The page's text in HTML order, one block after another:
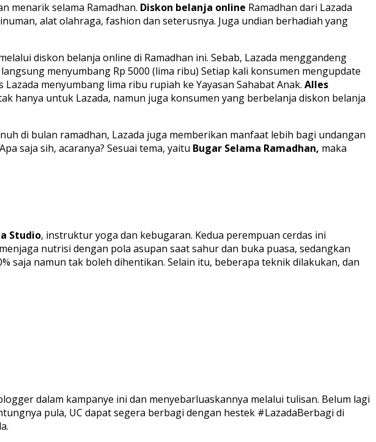
menarik selama Ramadhan. Diskon belanja online Ramadhan dari Lazada
alat olahraga, fashion dan seterusnya. Juga undian berhadiah yang
diskon belanja online di Ramadhan ini. Sebab, Lazada menggandeng
menyumbang Rp 5000 (lima ribu) Setiap kali konsumen mengupdate
menyumbang lima ribu rupiah ke Yayasan Sahabat Anak. Alles
hanya untuk Lazada, namun juga konsumen yang berbelanja diskon belanja
di bulan ramadhan, Lazada juga memberikan manfaat lebih bagi undangan
saja sih, acaranya? Sesuai tema, yaitu Bugar Selama Ramadhan, maka
Studio, instruktur yoga dan kebugaran. Kedua perempuan cerdas ini
nutrisi dengan pola asupan saat sahur dan buka puasa, sedangkan
saja namun tak boleh dihentikan. Selain itu, beberapa teknik dilakukan, dan
dalam kampanye ini dan menyebarluaskannya melalui tulisan. Belum lagi
pula, UC dapat segera berbagi dengan hestek #LazadaBerbagi di